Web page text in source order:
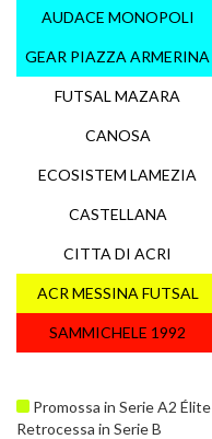
AUDACE MONOPOLI
GEAR PIAZZA ARMERINA
FUTSAL MAZARA
CANOSA
ECOSISTEM LAMEZIA
CASTELLANA
CITTA DI ACRI
ACR MESSINA FUTSAL
SAMMICHELE 1992
Promossa in Serie A2 Élite
Retrocessa in Serie B